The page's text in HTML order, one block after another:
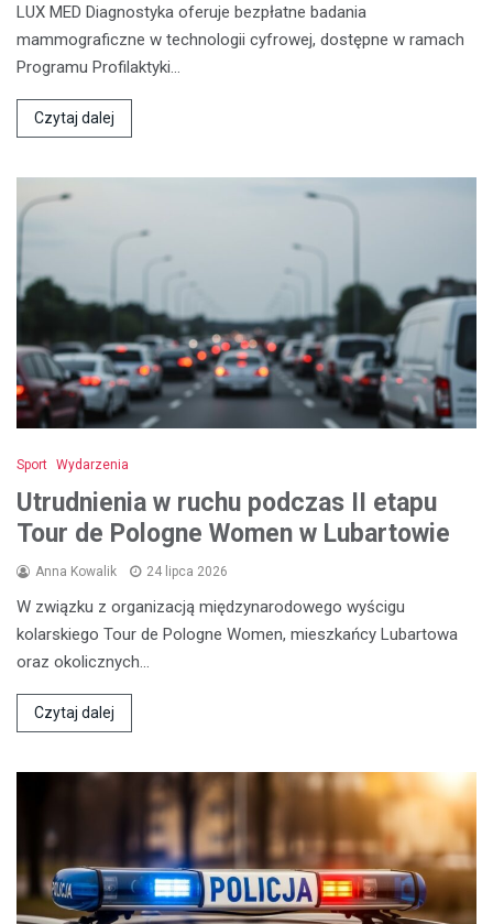
LUX MED Diagnostyka oferuje bezpłatne badania
mammograficzne w technologii cyfrowej, dostępne w ramach
Programu Profilaktyki…
Czytaj dalej
Sport Wydarzenia
Utrudnienia w ruchu podczas II etapu
Tour de Pologne Women w Lubartowie
Anna Kowalik 24 lipca 2026
W związku z organizacją międzynarodowego wyścigu
kolarskiego Tour de Pologne Women, mieszkańcy Lubartowa
oraz okolicznych…
Czytaj dalej